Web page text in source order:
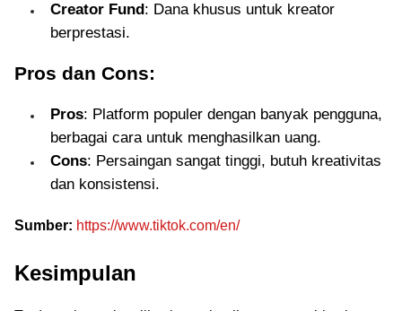
Creator Fund: Dana khusus untuk kreator
berprestasi.
Pros dan Cons:
Pros: Platform populer dengan banyak pengguna,
berbagai cara untuk menghasilkan uang.
Cons: Persaingan sangat tinggi, butuh kreativitas
dan konsistensi.
Sumber: https://www.tiktok.com/en/
Kesimpulan